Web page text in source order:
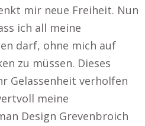
mir neue Freiheit. Nun
ich all meine
darf, ohne mich auf
zu müssen. Dieses
Gelassenheit verholfen
meine
Design Grevenbroich